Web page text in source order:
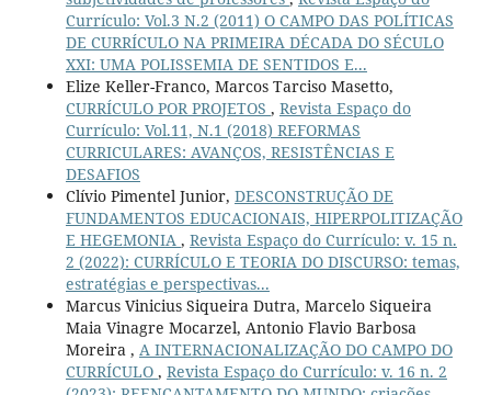
Currículo: Vol.3 N.2 (2011) O CAMPO DAS POLÍTICAS
DE CURRÍCULO NA PRIMEIRA DÉCADA DO SÉCULO
XXI: UMA POLISSEMIA DE SENTIDOS E...
Elize Keller-Franco, Marcos Tarciso Masetto,
CURRÍCULO POR PROJETOS , Revista Espaço do
Currículo: Vol.11, N.1 (2018) REFORMAS
CURRICULARES: AVANÇOS, RESISTÊNCIAS E
DESAFIOS
Clívio Pimentel Junior, DESCONSTRUÇÃO DE
FUNDAMENTOS EDUCACIONAIS, HIPERPOLITIZAÇÃO
E HEGEMONIA , Revista Espaço do Currículo: v. 15 n.
2 (2022): CURRÍCULO E TEORIA DO DISCURSO: temas,
estratégias e perspectivas...
Marcus Vinicius Siqueira Dutra, Marcelo Siqueira
Maia Vinagre Mocarzel, Antonio Flavio Barbosa
Moreira , A INTERNACIONALIZAÇÃO DO CAMPO DO
CURRÍCULO , Revista Espaço do Currículo: v. 16 n. 2